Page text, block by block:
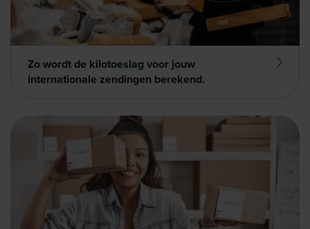
Zo wordt de kilotoeslag voor jouw
internationale zendingen berekend.